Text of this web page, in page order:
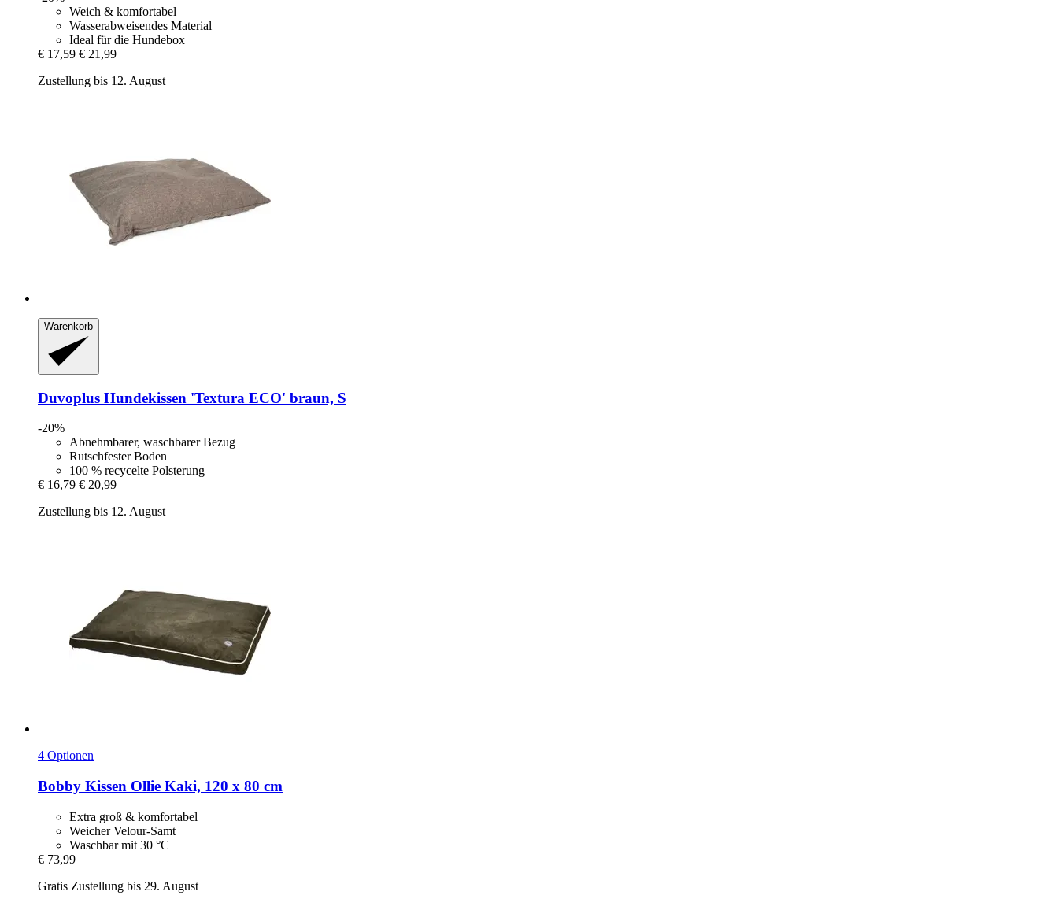
Weich & komfortabel
Wasserabweisendes Material
Ideal für die Hundebox
€ 17,59 € 21,99
Zustellung bis 12. August
Warenkorb
Duvoplus Hundekissen 'Textura ECO' braun, S
-20%
Abnehmbarer, waschbarer Bezug
Rutschfester Boden
100 % recycelte Polsterung
€ 16,79 € 20,99
Zustellung bis 12. August
4 Optionen
Bobby Kissen Ollie Kaki, 120 x 80 cm
Extra groß & komfortabel
Weicher Velour-Samt
Waschbar mit 30 °C
€ 73,99
Gratis Zustellung bis 29. August